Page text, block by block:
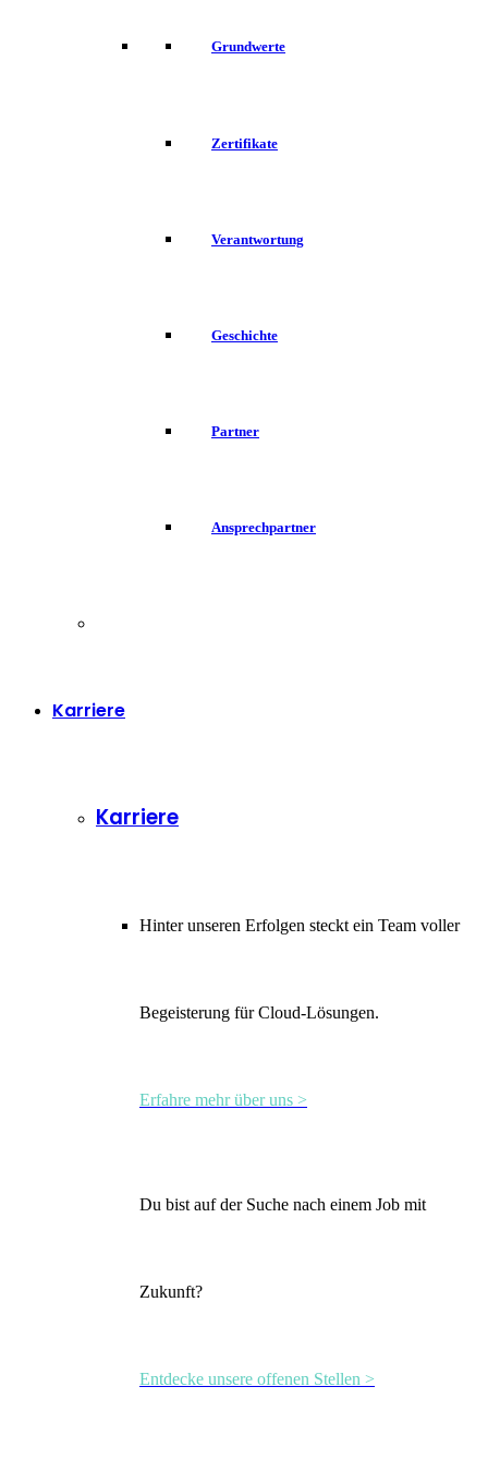
Grundwerte
Zertifikate
Verantwortung
Geschichte
Partner
Ansprechpartner
Karriere
Karriere
Hinter unseren Erfolgen steckt ein Team voller
Begeisterung für Cloud-Lösungen.
Erfahre mehr über uns >
Du bist auf der Suche nach einem Job mit
Zukunft?
Entdecke unsere offenen Stellen >